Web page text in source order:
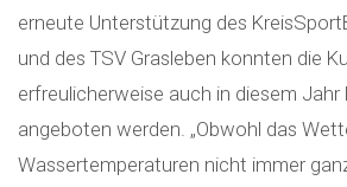
erneute Unterstützung des
und des TSV Grasleben konnten die
erfreulicherweise auch in diesem
angeboten werden. „Obwohl das
Wassertemperaturen nicht immer